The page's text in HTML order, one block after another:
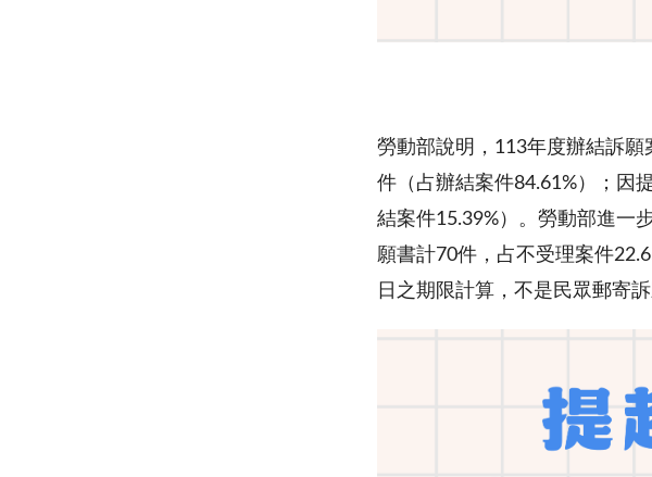
勞動部說明，113年度辦結訴
件（占辦結案件84.61%）；因
結案件15.39%）。勞動部進一
願書計70件，占不受理案件
日之期限計算，不是民眾郵寄